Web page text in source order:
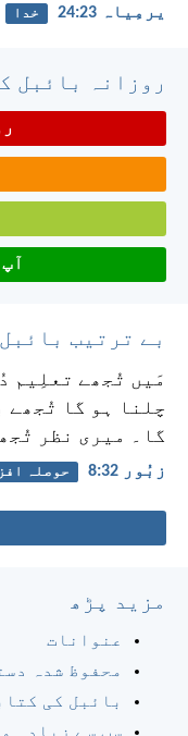
یرمِیاہ 23:‏24 خدا
روزانہ بائبل
بے ترتیب
مَیں تُجھے تعلِیم
چلنا ہو گا تُجھے
گا۔ میری نظر
زبُور 32:‏8 حوصلہ
مزید پڑھ
عنوانات
محفوظ شدہ
بائبل کی